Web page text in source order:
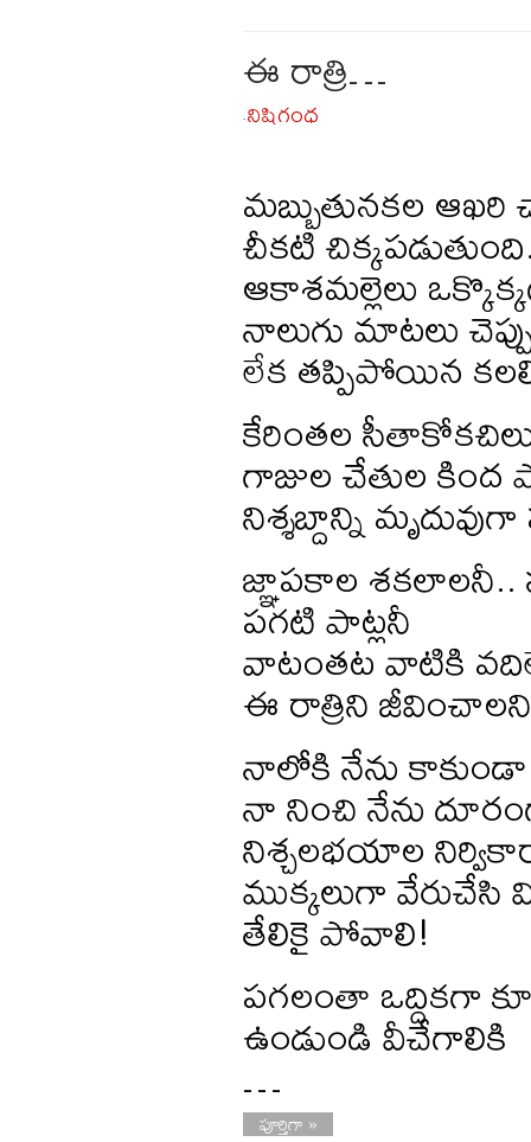
ఈ రాత్రి…
-నిషిగంధ
మబ్బుతునకల ఆఖరి
చీకటి
ఆకాశమల్లెలు
నాలుగు మాటలు
లేక తప్పిపోయిన
కేరింతల
గాజుల చేతుల కింద
నిశ్శబ్దాన్ని
జ్ఞాపకాల శకలాలనీ..
పగటి పాట్లనీ
వాటంతట వాటికి
ఈ రాత్రిని
నాలోకి నేను కాకుండా
నా నించి నేను
నిశ్చలభయాల
ముక్కలుగా వేరుచేసి
తేలికై పోవాలి!
పగలంతా ఒద్దికగా
ఉండుండి వీచేగాలికి
…
పూర్తిగా »